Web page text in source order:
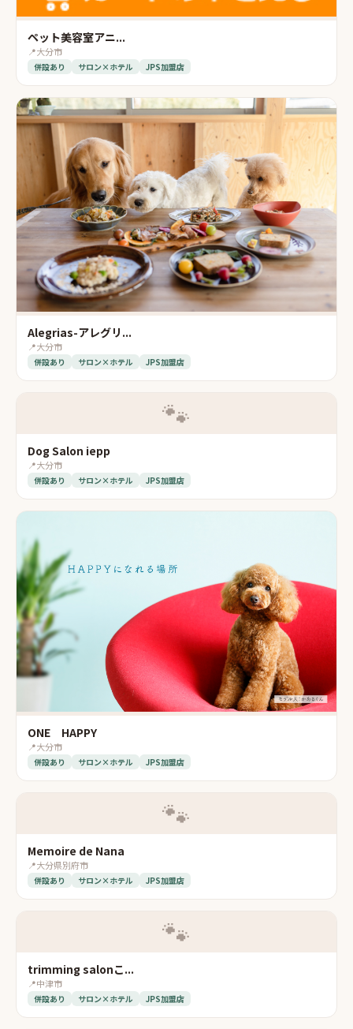
ペット美容室アニ...
📍大分市
併設あり サロン×ホテル JPS加盟店
Alegrias-アレグリ...
📍大分市
併設あり サロン×ホテル JPS加盟店
🐾
Dog Salon iepp
📍大分市
併設あり サロン×ホテル JPS加盟店
ONE HAPPY
📍大分市
併設あり サロン×ホテル JPS加盟店
🐾
Memoire de Nana
📍大分県別府市
併設あり サロン×ホテル JPS加盟店
🐾
trimming salonこ...
📍中津市
併設あり サロン×ホテル JPS加盟店